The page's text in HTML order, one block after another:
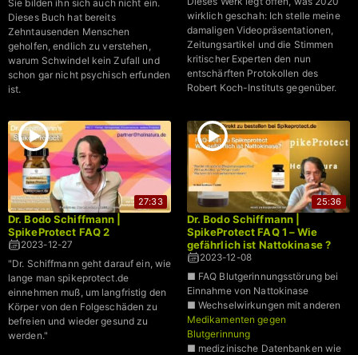
Sie bilden ihn sich auch nicht ein.
Dieses Buch hat bereits
Zehntausenden Menschen
geholfen, endlich zu verstehen,
warum Schwindel kein Zufall und
schon gar nicht psychisch erfunden
ist.
wirklich geschah: Ich stelle meine
damaligen Videopräsentationen,
Zeitungsartikel und die Stimmen
kritischer Experten den nun
entschärften Protokollen des
Robert Koch-Instituts gegenüber.
27:33
Dr. Bodo Schiffmann |
SpikeProtect FAQ 2
2023-12-27
"Dr. Schiffmann geht darauf ein, wie
lange man spikeprotect.de
einnehmen muß, um langfristig den
Körper von den Folgeschäden zu
befreien und wieder gesund zu
werden."
25:36
Dr. Bodo Schiffmann |
SpikeProtect FAQ 1 – Wie
gefährlich ist Nattokinase ?
2023-12-08
■ FAQ Blutgerinnungsstörung bei
Einnahme von Nattokinase
■ Wechselwirkungen mit anderen
Medikamenten gegen
Blutgerinnung
■ medizinische Datenbanken wie